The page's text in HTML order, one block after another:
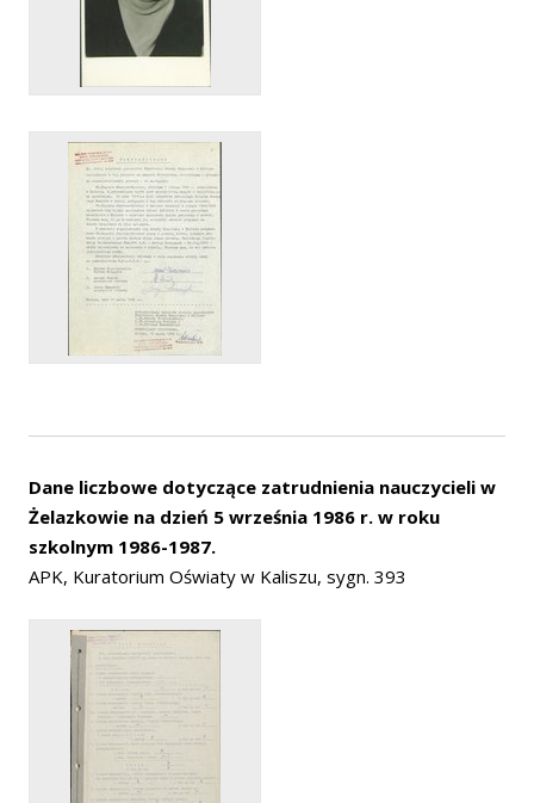
Dane liczbowe dotyczące zatrudnienia nauczycieli w
Żelazkowie na dzień 5 września 1986 r. w roku
szkolnym 1986-1987.
APK, Kuratorium Oświaty w Kaliszu, sygn. 393